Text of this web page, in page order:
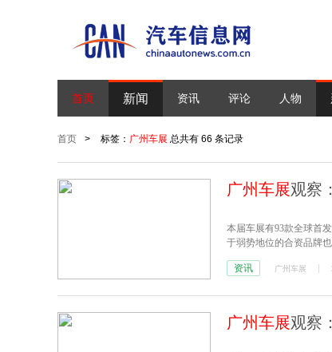
首页 新闻 资讯 评论 人物
首页 > 标签： 广州车展 总共有 66 条记录
广州车展观察
本届车展有93款全球首
于弱势地位的合资品牌
资讯
广州车展
广州车展观察